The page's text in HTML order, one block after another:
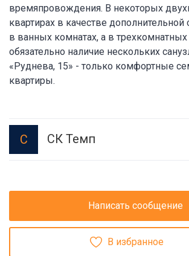
времяпровождения. В некоторых
квартирах в качестве дополнительной
в ванных комнатах, а в трехкомнатных
обязательно наличие нескольких
«Руднева, 15» - только комфортные
квартиры.
С СК Темп
Написать сообщение
В избранное